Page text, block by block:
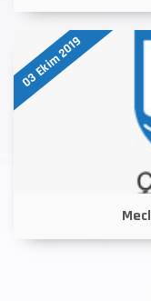
03 Ekim 2019